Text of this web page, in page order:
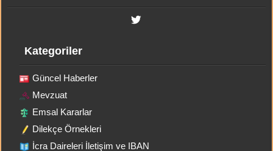
Kategoriler
Güncel Haberler
Mevzuat
Emsal Kararlar
Dilekçe Örnekleri
İcra Daireleri İletişim ve IBAN